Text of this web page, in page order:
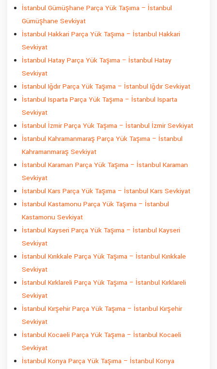
İstanbul Gümüşhane Parça Yük Taşıma – İstanbul
Gümüşhane Sevkiyat
İstanbul Hakkari Parça Yük Taşıma – İstanbul Hakkari
Sevkiyat
İstanbul Hatay Parça Yük Taşıma – İstanbul Hatay
Sevkiyat
İstanbul Iğdır Parça Yük Taşıma – İstanbul Iğdır Sevkiyat
İstanbul Isparta Parça Yük Taşıma – İstanbul Isparta
Sevkiyat
İstanbul İzmir Parça Yük Taşıma – İstanbul İzmir Sevkiyat
İstanbul Kahramanmaraş Parça Yük Taşıma – İstanbul
Kahramanmaraş Sevkiyat
İstanbul Karaman Parça Yük Taşıma – İstanbul Karaman
Sevkiyat
İstanbul Kars Parça Yük Taşıma – İstanbul Kars Sevkiyat
İstanbul Kastamonu Parça Yük Taşıma – İstanbul
Kastamonu Sevkiyat
İstanbul Kayseri Parça Yük Taşıma – İstanbul Kayseri
Sevkiyat
İstanbul Kırıkkale Parça Yük Taşıma – İstanbul Kırıkkale
Sevkiyat
İstanbul Kırklareli Parça Yük Taşıma – İstanbul Kırklareli
Sevkiyat
İstanbul Kırşehir Parça Yük Taşıma – İstanbul Kırşehir
Sevkiyat
İstanbul Kocaeli Parça Yük Taşıma – İstanbul Kocaeli
Sevkiyat
İstanbul Konya Parça Yük Taşıma – İstanbul Konya